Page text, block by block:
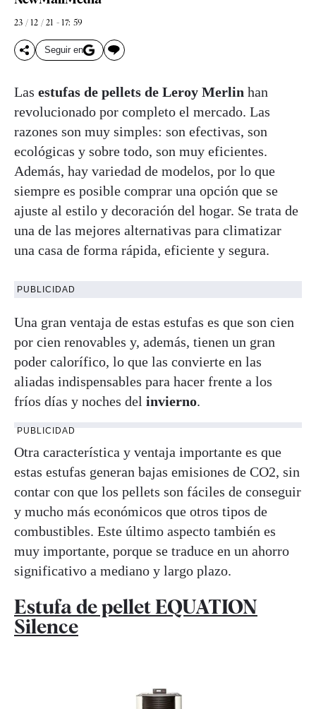
23 / 12 / 21 - 17: 59
Seguir en
Las estufas de pellets de Leroy Merlin han
revolucionado por completo el mercado. Las
razones son muy simples: son efectivas, son
ecológicas y sobre todo, son muy eficientes.
Además, hay variedad de modelos, por lo que
siempre es posible comprar una opción que se
ajuste al estilo y decoración del hogar. Se trata de
una de las mejores alternativas para climatizar
una casa de forma rápida, eficiente y segura.
PUBLICIDAD
Una gran ventaja de estas estufas es que son cien
por cien renovables y, además, tienen un gran
poder calorífico, lo que las convierte en las
aliadas indispensables para hacer frente a los
fríos días y noches del invierno.
PUBLICIDAD
Otra característica y ventaja importante es que
estas estufas generan bajas emisiones de CO2, sin
contar con que los pellets son fáciles de conseguir
y mucho más económicos que otros tipos de
combustibles. Este último aspecto también es
muy importante, porque se traduce en un ahorro
significativo a mediano y largo plazo.
Estufa de pellet EQUATION
Silence